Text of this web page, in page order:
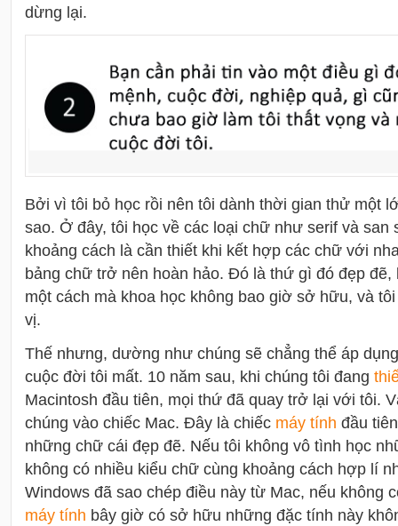
dừng lại.
Bởi vì tôi bỏ học rồi nên tôi dành thời gian thử một
sao. Ở đây, tôi học về các loại chữ như serif và san
khoảng cách là cần thiết khi kết hợp các chữ với
bảng chữ trở nên hoàn hảo. Đó là thứ gì đó đẹp đẽ,
một cách mà khoa học không bao giờ sở hữu, và
vị.
Thế nhưng, dường như chúng sẽ chẳng thể áp
cuộc đời tôi mất. 10 năm sau, khi chúng tôi đang
Macintosh đầu tiên, mọi thứ đã quay trở lại với tôi.
chúng vào chiếc Mac. Đây là chiếc máy tính đầu
những chữ cái đẹp đẽ. Nếu tôi không vô tình học
không có nhiều kiểu chữ cùng khoảng cách hợp lí
Windows đã sao chép điều này từ Mac, nếu không
máy tính bây giờ có sở hữu những đặc tính này